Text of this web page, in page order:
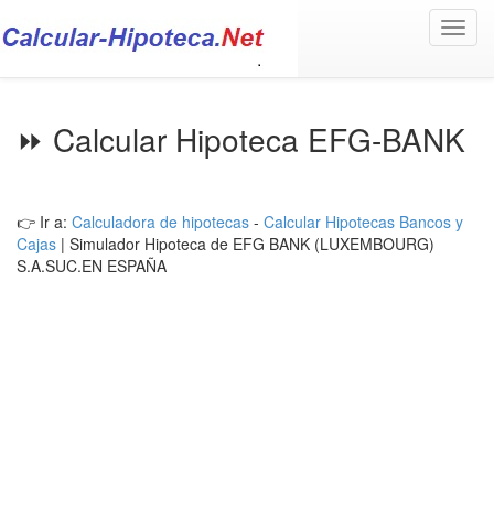
⏩ Calcular Hipoteca EFG-BANK
👉 Ir a: Calculadora de hipotecas - Calcular Hipotecas Bancos y
Cajas | Simulador Hipoteca de EFG BANK (LUXEMBOURG)
S.A.SUC.EN ESPAÑA